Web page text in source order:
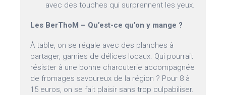
avec des touches qui surprennent les yeux.
Les BerThoM – Qu’est-ce qu’on y mange ?
À table, on se régale avec des planches à
partager, garnies de délices locaux. Qui pourrait
résister à une bonne charcuterie accompagnée
de fromages savoureux de la région ? Pour 8 à
15 euros, on se fait plaisir sans trop culpabiliser.